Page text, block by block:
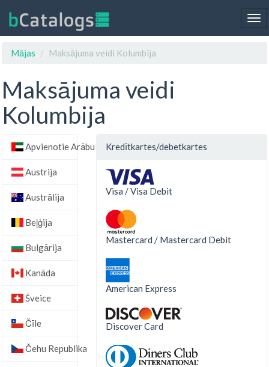
Mājas
Maksājuma veidi Kolumbija
Maksājuma veidi
Kolumbija
Apvienotie Arābu Emirāti
Austrija
Austrālija
Beļģija
Bulgārija
Kanāda
Šveice
Čīle
Čehu Republika
Kredītkartes/debetkartes
Visa / Visa Debit
Mastercard / Mastercard Debit
American Express
Discover Card